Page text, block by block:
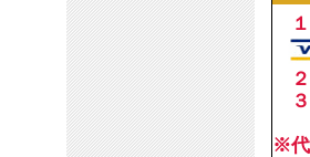
１
２
３
※代